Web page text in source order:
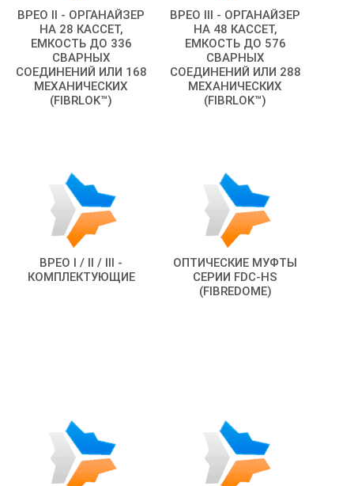
BPEO II - ОРГАНАЙЗЕР
НА 28 КАССЕТ,
ЕМКОСТЬ ДО 336
СВАРНЫХ
СОЕДИНЕНИЙ ИЛИ 168
МЕХАНИЧЕСКИХ
(FIBRLOK™)
BPEO III - ОРГАНАЙЗЕР
НА 48 КАССЕТ,
ЕМКОСТЬ ДО 576
СВАРНЫХ
СОЕДИНЕНИЙ ИЛИ 288
МЕХАНИЧЕСКИХ
(FIBRLOK™)
BPEO I / II / III -
КОМПЛЕКТУЮЩИЕ
ОПТИЧЕСКИЕ МУФТЫ
СЕРИИ FDC-HS
(FIBREDOME)